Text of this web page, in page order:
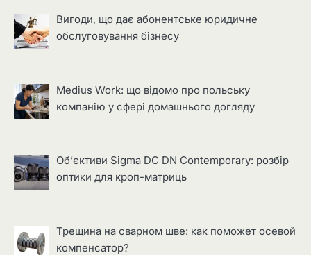
Вигоди, що дає абонентське юридичне
обслуговування бізнесу
Medius Work: що відомо про польську
компанію у сфері домашнього догляду
Об’єктиви Sigma DC DN Contemporary: розбір
оптики для кроп-матриць
Трещина на сварном шве: как поможет осевой
компенсатор?